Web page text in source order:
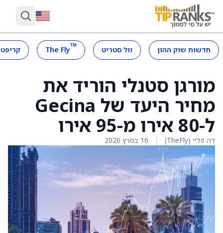
חדשות שוק ההון וול סטריט ™
The Fly
מורגן סטנלי הוריד את
מחיר היעד של Gecina
ל-80 אירו מ-95 אירו
דה פליי (TheFly) 16 במרץ 2026